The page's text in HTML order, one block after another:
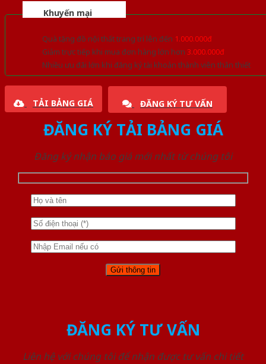
Khuyến mại
Quà tặng đồ nội thất trang trí lên đến 1.000.000đ
Giảm trực tiếp khi mua đơn hàng lớn hơn 3.000.000đ
Nhiều ưu đãi lớn khi đăng ký tài khoản thành viên thân thiết
TẢI BẢNG GIÁ ĐĂNG KÝ TƯ VẤN
ĐĂNG KÝ TẢI BẢNG GIÁ
Đăng ký nhận báo giá mới nhất từ chúng tôi
ĐĂNG KÝ TƯ VẤN
Liên hệ với chúng tôi để nhận được tư vấn chi tiết